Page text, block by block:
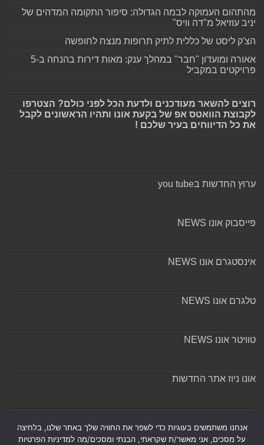
מהתהום העמוקה לבמה הגדולה: סיפור התקומה המדהים של
יניב עוזיאל מ"דה וויס"
הצ'ק ליסט של כללית לתיק תרופות מנצח לחופשה
אאורה ומועדון "חבר" במהלך ענק: מאות דירות בהנחה ב-5
פרויקטים במקביל
רוצים להשאר מעודכנים ולדעת הכל לפני כולם? הצטרפו
לקבוצת הוואטס אפ של בקעת אונו ותהיו הראשונים לקבל
את כל הדיווחים בעיר שלכם !
ערוץ החדשות בyou tube
פייסבוק אונו NEWS
אינסטגרם אונו NEWS
טלגרם אונו NEWS
טוויטר אונו NEWS
אונו ניוז אתר החדשות
אנחנו משתמשים בעוגיות כדי לשפר את החוויה שלך באתר שלנו, בלחיצה
על מסכים, אני מאשר/ת שקראתי, הבנתי ומסכים/מה למדיניות הפרטיות